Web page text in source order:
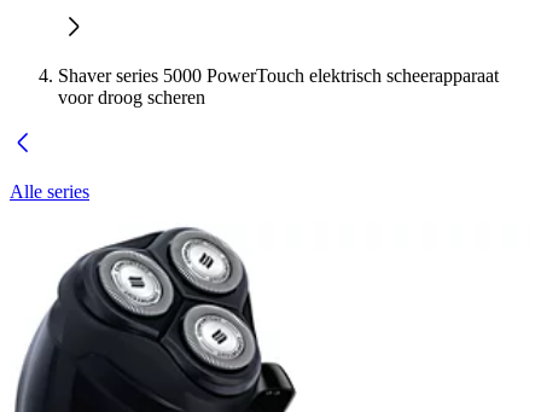
Shaver series 5000 PowerTouch elektrisch scheerapparaat
voor droog scheren
Alle series